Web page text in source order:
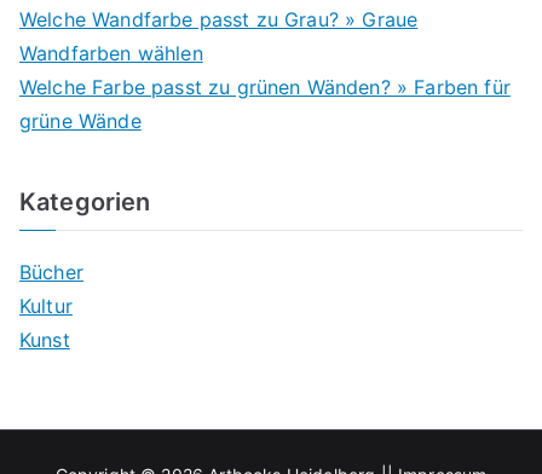
Welche Wandfarbe passt zu Grau? » Graue
Wandfarben wählen
Welche Farbe passt zu grünen Wänden? » Farben für
grüne Wände
Kategorien
Bücher
Kultur
Kunst